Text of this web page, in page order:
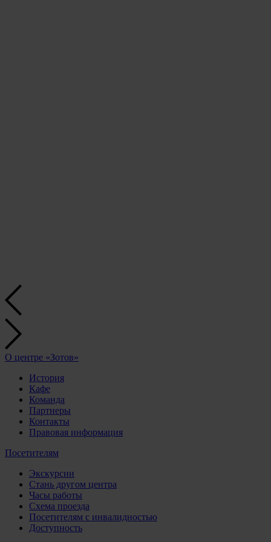
О центре «Зотов»
История
Кафе
Команда
Партнеры
Контакты
Правовая информация
Посетителям
Экскурсии
Стань другом центра
Часы работы
Схема проезда
Посетителям с инвалидностью
Доступность